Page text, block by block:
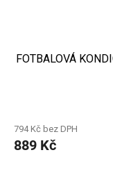
FOTBALOVÁ
794 Kč bez DPH
889 Kč